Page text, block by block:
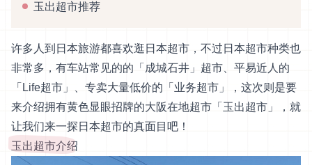
玉出超市推荐
许多人到日本旅游都喜欢逛日本超市，不过日本超市种类也
非常多，有车站常见的的「成城石井」超市、平易近人的
「Life超市」、专卖大量低价的「业务超市」，这次则是要
来介绍拥有黄色显眼招牌的大阪在地超市「玉出超市」，就
让我们来一探日本超市的真面目吧！
玉出超市介绍